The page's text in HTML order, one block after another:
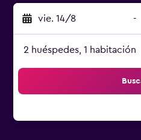
vie. 14/8 -
2 huéspedes, 1 habitación